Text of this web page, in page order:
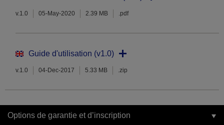
v.1.0 05-May-2020 2.39 MB .pdf
Guide d'utilisation (v1.0)
v.1.0 04-Dec-2017 5.33 MB .zip
Options de garantie et d’inscription